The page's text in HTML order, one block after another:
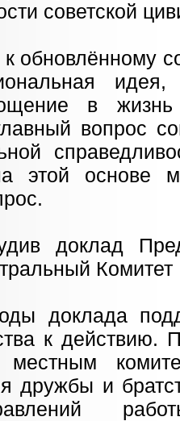
советской
обновлённому
идея,
в жизнь
вопрос
этой основе
доклад
доклада
к
дружбы и